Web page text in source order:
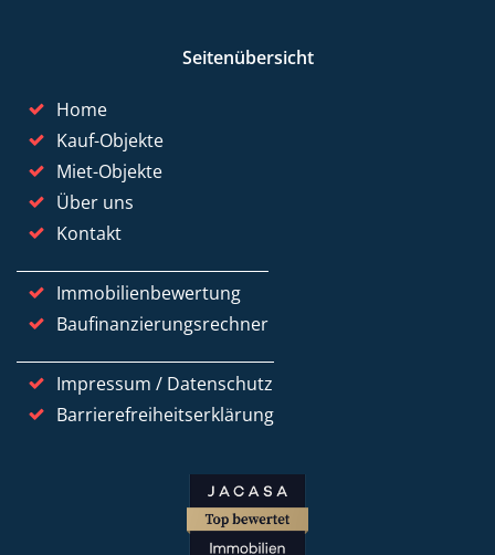
Seitenübersicht
Home
Kauf-Objekte
Miet-Objekte
Über uns
Kontakt
Immobilienbewertung
Baufinanzierungsrechner
Impressum / Datenschutz
Barrierefreiheitserklärung